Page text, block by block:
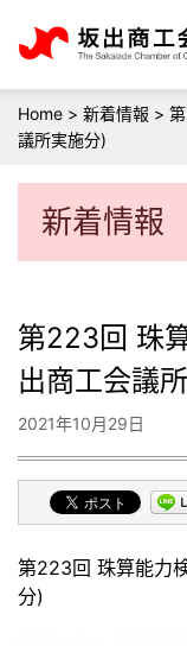
Home > 新着情報 >
議所実施分)
新着情報
第223回 珠
出商工会議
2021年10月29日
第223回 珠算能力
分)